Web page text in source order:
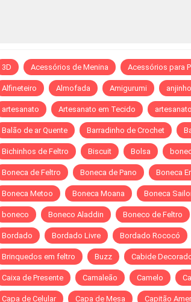
3D Acessórios de Menina Acessórios para
Alfineteiro Almofada Amigurumi anjinho
artesanato Artesanato em Tecido
Balão de ar Quente Barradinho de Crochet
Bichinhos de Feltro Biscuit Bolsa
Boneca de Feltro Boneca de Pano Boneca
Boneca Metoo Boneca Moana Boneca
boneco Boneco Aladdin Boneco de Feltro
Bordado Bordado Livre Bordado Rococó
Brinquedos em feltro Buzz Cabide
Caixa de Presente Camaleão Camelo
Capa de Celular Capa de Mesa Capitão